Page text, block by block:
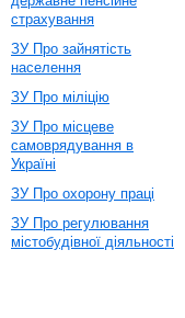
страхування
ЗУ Про зайнятість
населення
ЗУ Про міліцію
ЗУ Про місцеве
самоврядування в
Україні
ЗУ Про охорону праці
ЗУ Про регулювання
містобудівної діяльності